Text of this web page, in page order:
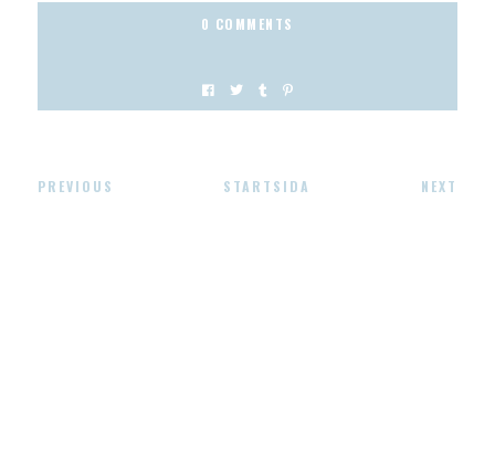
0 COMMENTS
PREVIOUS STARTSIDA NEXT